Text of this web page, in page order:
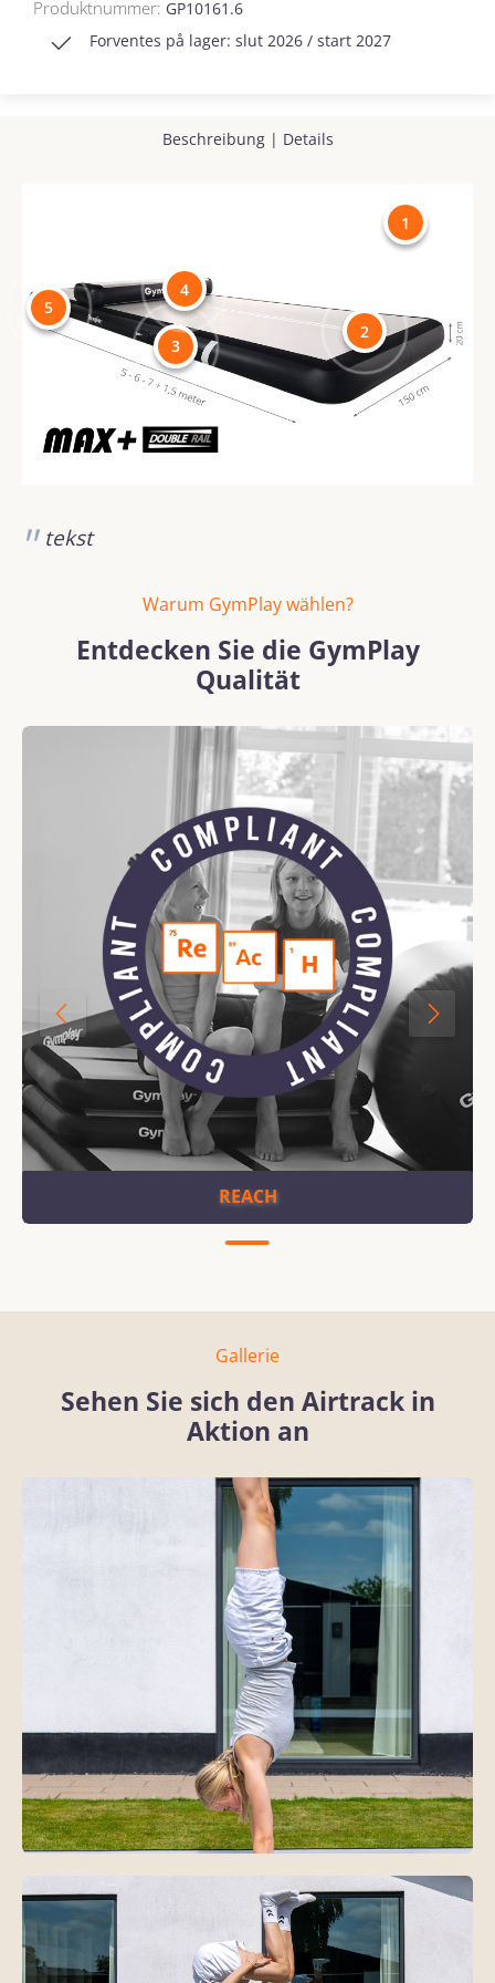
Produktnummer: GP10161.6
Forventes på lager: slut 2026 / start 2027
Beschreibung| Details
1
2
3
4
5
tekst
Warum GymPlay wählen?
Entdecken Sie die GymPlay
Qualität
Bildergalerie überspringen
REACH
REACH
Gallerie
Sehen Sie sich den Airtrack in
Aktion an